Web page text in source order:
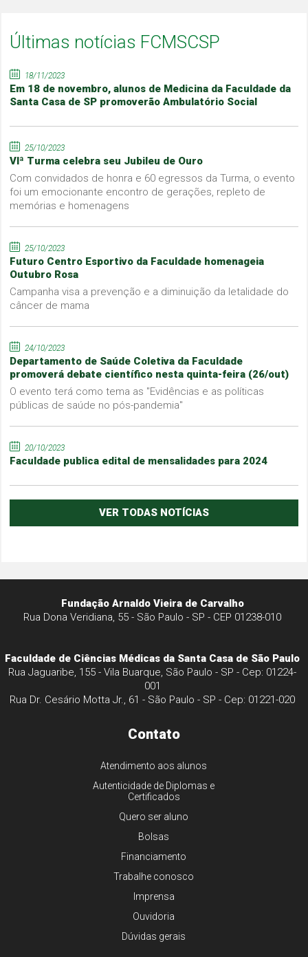
Últimas notícias FCMSCSP
18/11/2023
Em 18 de novembro, alunos de Medicina da Faculdade da
Santa Casa de SP promoverão Ambulatório Social
25/10/2023
VIª Turma celebra seu Jubileu de Ouro
Com convidados de honra e 60 egressos da Turma, o evento
foi um emocionante encontro de gerações, repleto de
memórias e homenagens
25/10/2023
Futuro Centro Esportivo da Faculdade homenageia
Outubro Rosa
Campanha visa a prevenção e a diminuição da letalidade do
câncer de mama
24/10/2023
Departamento de Saúde Coletiva da Faculdade
promoverá debate científico nesta quinta-feira (26/out)
O evento terá como tema as "Evidências e as políticas
públicas de saúde no pós-pandemia"
20/10/2023
Faculdade publica edital de mensalidades para 2024
VER TODAS NOTÍCIAS
Fundação Arnaldo Vieira de Carvalho
Rua Dona Veridiana, 55 - São Paulo - SP - CEP 01238-010
Faculdade de Ciências Médicas da Santa Casa de São Paulo
Rua Jaguaribe, 155 - Vila Buarque, São Paulo - SP - Cep: 01224-
001
Rua Dr. Cesário Motta Jr., 61 - São Paulo - SP - Cep: 01221-020
Contato
Atendimento aos alunos
Autenticidade de Diplomas e
Certificados
Quero ser aluno
Bolsas
Financiamento
Trabalhe conosco
Imprensa
Ouvidoria
Dúvidas gerais